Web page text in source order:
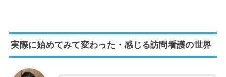
実際に始めてみて変わった・感じる訪問看護の世界